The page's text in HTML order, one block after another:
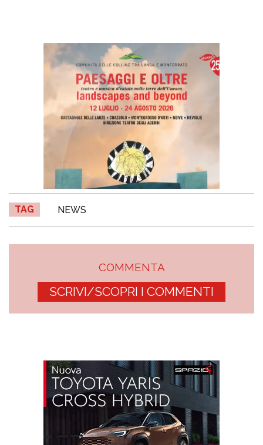
TAG NEWS
COMMENTA
SCRIVI/SCOPRI I COMMENTI